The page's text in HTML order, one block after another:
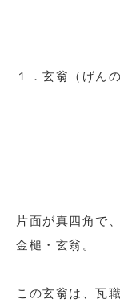
１．玄翁（げんの
片面が真四角で
金槌・玄翁。
この玄翁は、瓦